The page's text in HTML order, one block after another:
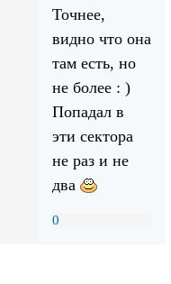
Точнее,
видно что она
там есть, но
не более : )
Попадал в
эти сектора
не раз и не
два
0